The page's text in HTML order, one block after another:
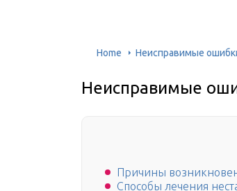
Home Неисправимые
Неисправимые
Причины
Способы лечения